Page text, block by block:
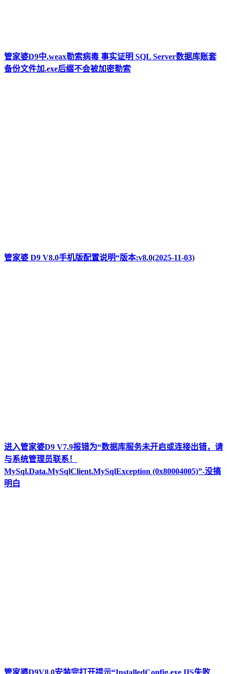
管家婆D9中.weax勒索病毒 事实证明 SQL Server数据库账套
备份文件加.exe后缀不会被加密勒索
管家婆 D9 V8.0手机版配置说明“版本:v8.0(2025-11-03)
进入管家婆D9 V7.9报错为“数据库服务未开启或连接出错，请
与系统管理员联系！
MySql.Data.MySqlClient.MySqlException (0x80004005)”-没搞
明白